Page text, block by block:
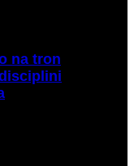
na tron